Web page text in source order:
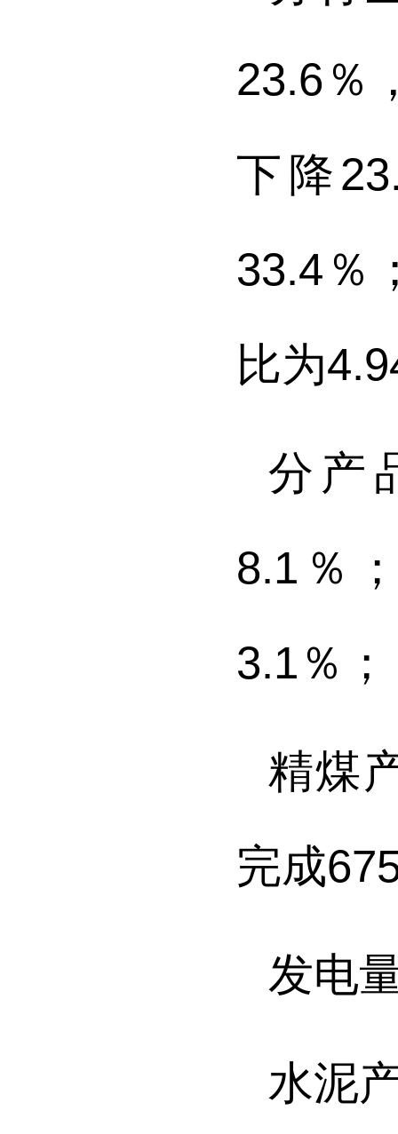
23.6 ％
下降
33.4 ％
比为
分产
8.1 ％
3.1 ％ ；
精煤
完成
发电
水泥